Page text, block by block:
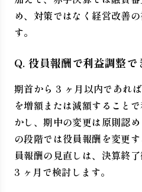
め、対策ではなく経営改善
す。
Q. 役員報酬で利益調整で
期首から 3 ヶ月以内であれ
を増額または減額すること
かし、期中の変更は原則認
の段階では役員報酬を変更
員報酬の見直しは、決算終
3 ヶ月で検討します。